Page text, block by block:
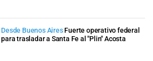
Desde Buenos Aires Fuerte operativo federal
para trasladar a Santa Fe al "Plin" Acosta